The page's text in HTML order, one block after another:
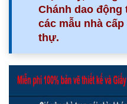
Chánh dao động
các mẫu nhà
thự.